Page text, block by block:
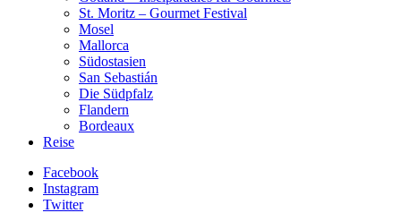
St. Moritz – Gourmet Festival
Mosel
Mallorca
Südostasien
San Sebastián
Die Südpfalz
Flandern
Bordeaux
Reise
Facebook
Instagram
Twitter